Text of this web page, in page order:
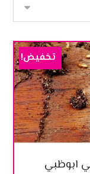
ابوظبي
تخفيض!